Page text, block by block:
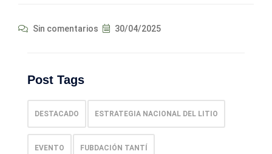
Sin comentarios 30/04/2025
Post Tags
DESTACADO ESTRATEGIA NACIONAL DEL LITIO
EVENTO FUBDACIÓN TANTÍ